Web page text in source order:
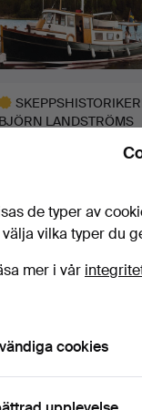
BJÖRN LANDSTRÖMS
Bevaka sökning
kan också söka i
de typer av
välja vilka typer du
mer i vår
cookies